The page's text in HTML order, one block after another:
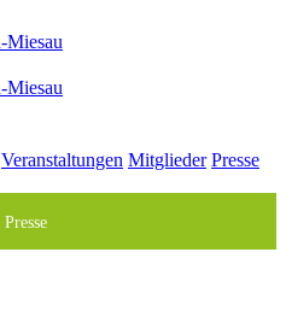
Veranstaltungen Mitglieder Presse
Presse